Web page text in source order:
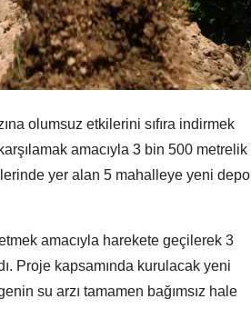
olumsuz etkilerini sıfıra indirmek
amacıyla 3 bin 500 metrelik
yer alan 5 mahalleye yeni depo
amacıyla harekete geçilerek 3
Proje kapsamında kurulacak yeni
su arzı tamamen bağımsız hale